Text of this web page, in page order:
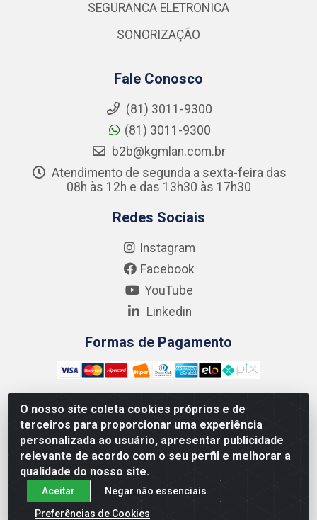
O nosso site coleta cookies próprios e de
terceiros para proporcionar uma experiência
personalizada ao usuário, apresentar publicidade
relevante de acordo com o seu perfil e melhorar a
qualidade do nosso site.
Aceitar
Negar não essenciais
Preferências de Cookies
SEGURANCA ELETRONICA
SONORIZAÇÃO
Fale Conosco
(81) 3011-9300
(81) 3011-9300
b2b@kgmlan.com.br
Atendimento de segunda a sexta-feira das
08h às 12h e das 13h30 às 17h30
Redes Sociais
Instagram
Facebook
YouTube
Linkedin
Formas de Pagamento
Kgmlan Distribuidora LTDA - CNPJ 18.217.682/0001-54 -
Rua Pedro de Barros Cavalcante, 58 - Bultrins, Olinda/PE
- CEP 53320-110